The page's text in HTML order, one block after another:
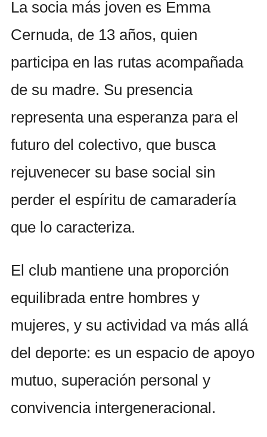
La socia más joven es Emma
Cernuda, de 13 años, quien
participa en las rutas acompañada
de su madre. Su presencia
representa una esperanza para el
futuro del colectivo, que busca
rejuvenecer su base social sin
perder el espíritu de camaradería
que lo caracteriza.
El club mantiene una proporción
equilibrada entre hombres y
mujeres, y su actividad va más allá
del deporte: es un espacio de apoyo
mutuo, superación personal y
convivencia intergeneracional.